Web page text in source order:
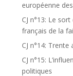
européenne
CJ n°13: Le
français de la
CJ n°14:
CJ n°15:
politiques